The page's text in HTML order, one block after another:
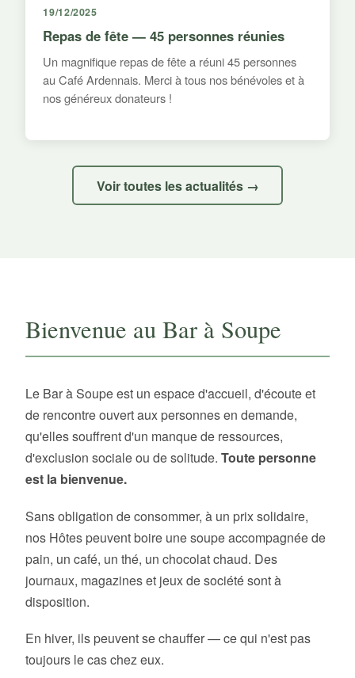
19/12/2025
Repas de fête — 45 personnes réunies
Un magnifique repas de fête a réuni 45 personnes
au Café Ardennais. Merci à tous nos bénévoles et à
nos généreux donateurs !
Voir toutes les actualités →
Bienvenue au Bar à Soupe
Le Bar à Soupe est un espace d'accueil, d'écoute et
de rencontre ouvert aux personnes en demande,
qu'elles souffrent d'un manque de ressources,
d'exclusion sociale ou de solitude. Toute personne
est la bienvenue.
Sans obligation de consommer, à un prix solidaire,
nos Hôtes peuvent boire une soupe accompagnée de
pain, un café, un thé, un chocolat chaud. Des
journaux, magazines et jeux de société sont à
disposition.
En hiver, ils peuvent se chauffer — ce qui n'est pas
toujours le cas chez eux.